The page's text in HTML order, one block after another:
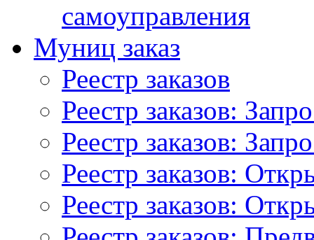
самоуправления
Муниц заказ
Реестр заказов
Реестр заказов:
Реестр заказов:
Реестр заказов:
Реестр заказов: